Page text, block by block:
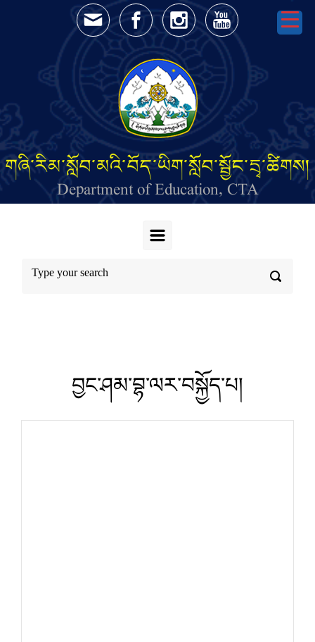
Skip to main content
གཞི་རིམ་སློབ་མའི་བོད་ཡིག་སློབ་སྦྱོང་དྲྭ་ཚིགས།
Department of Education, CTA
བྱང་ཤམ་བྷ་ལར་བསྐྱོད་པ།